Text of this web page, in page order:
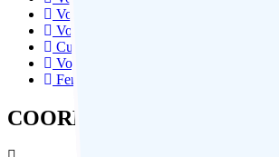
Voyage Rishikesh
Voyage Amritsar
Culture du Bhoutan
Voyage au Himalaya
Ferroviaires en Inde
COORDONNÉES